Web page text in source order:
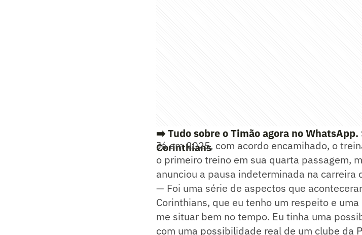
➡️ Tudo sobre o Timão agora no WhatsApp.
Corinthians
Já em 2025, com acordo encamihado, o
o primeiro treino em sua quarta passagem,
anunciou a pausa indeterminada na
— Foi uma série de aspectos que
Corinthians, que eu tenho um respeito e
me situar bem no tempo. Eu tinha uma
com uma possibilidade real de um clube da